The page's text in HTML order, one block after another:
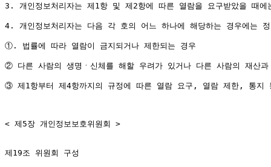
3. 개인정보처리자는 제1항 및 제2항에 따른 열람을 요구받았을 때
4. 개인정보처리자는 다음 각 호의 어느 하나에 해당하는 경우에는
①. 법률에 따라 열람이 금지되거나 제한되는 경우
② 다른 사람의 생명ㆍ신체를 해할 우려가 있거나 다른 사람의 재산
③ 제1항부터 제4항까지의 규정에 따른 열람 요구, 열람 제한, 통지
< 제5장 개인정보보호위원회 >
제19조 위원회 구성